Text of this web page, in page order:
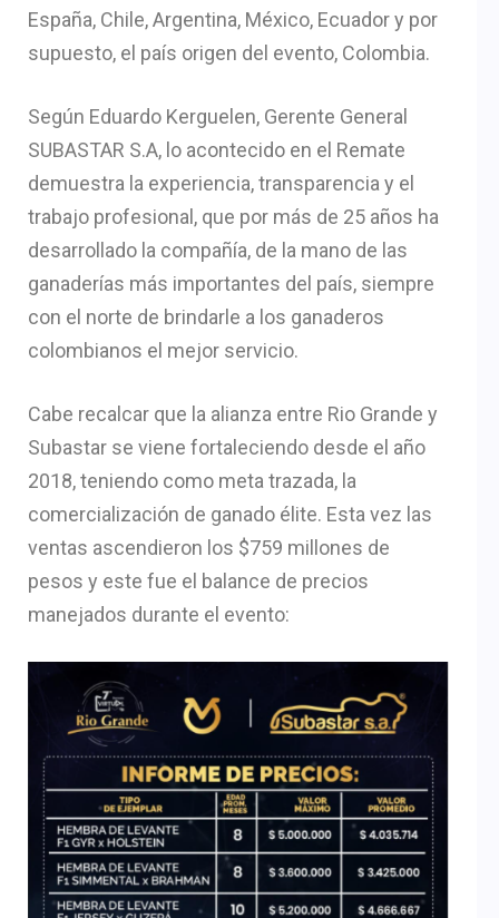
España, Chile, Argentina, México, Ecuador y por
supuesto, el país origen del evento, Colombia.
Según Eduardo Kerguelen, Gerente General
SUBASTAR S.A, lo acontecido en el Remate
demuestra la experiencia, transparencia y el
trabajo profesional, que por más de 25 años ha
desarrollado la compañía, de la mano de las
ganaderías más importantes del país, siempre
con el norte de brindarle a los ganaderos
colombianos el mejor servicio.
Cabe recalcar que la alianza entre Rio Grande y
Subastar se viene fortaleciendo desde el año
2018, teniendo como meta trazada, la
comercialización de ganado élite. Esta vez las
ventas ascendieron los $759 millones de
pesos y este fue el balance de precios
manejados durante el evento: